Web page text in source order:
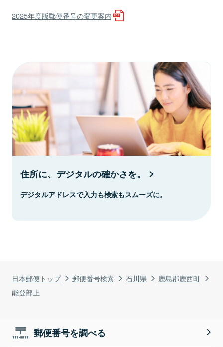
日本郵便トップ 郵便番号検索 石川県
鹿島郡鹿西町
能登部上
2025年度版郵便番号の変更案内
住所に、デジタルの確かさを。
デジタルアドレスで入力も検索もスムーズに。
郵便番号を調べる